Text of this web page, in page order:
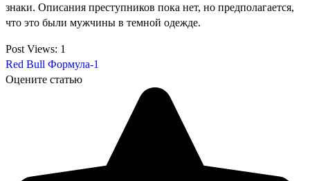
знаки. Описания преступников пока нет, но предполагается,
что это были мужчины в темной одежде.
Post Views: 1
Red Bull Формула-1
Оцените статью